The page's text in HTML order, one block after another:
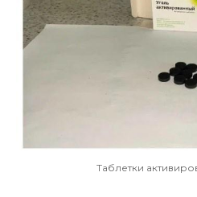
Таблетки